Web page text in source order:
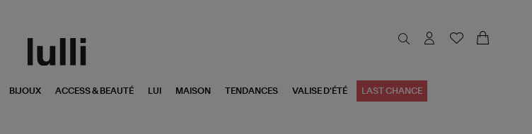
BIJOUX ACCESS & BEAUTÉ LUI MAISON TENDANCES VALISE D'ÉTÉ LAST CHANCE